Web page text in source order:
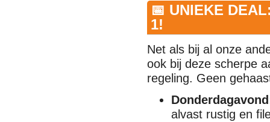
📅 UNIEKE
1!
Net als bij al onze
ook bij deze scherpe
regeling. Geen
alvast rustig en